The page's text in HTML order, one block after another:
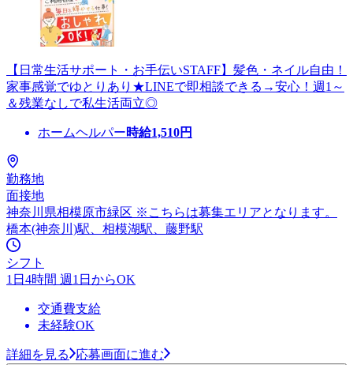
【日常生活サポート・お手伝いSTAFF】髪色・ネイル自由！
家事感覚でゆとりあり★LINEで即相談できる→安心！週1～
＆残業なしで私生活両立◎
ホームヘルパー時給1,510円
勤務地
面接地
神奈川県相模原市緑区 ※こちらは募集エリアとなります。
橋本(神奈川)駅、相模湖駅、藤野駅
シフト
1日4時間 週1日からOK
交通費支給
未経験OK
詳細を見る 応募画面に進む